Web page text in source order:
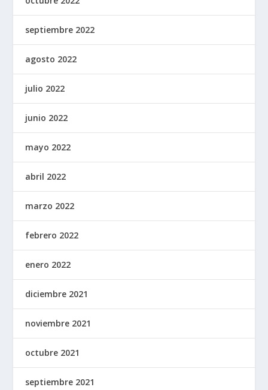
septiembre 2022
agosto 2022
julio 2022
junio 2022
mayo 2022
abril 2022
marzo 2022
febrero 2022
enero 2022
diciembre 2021
noviembre 2021
octubre 2021
septiembre 2021